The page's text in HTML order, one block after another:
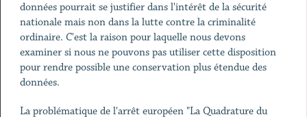
données pourrait se justifier dans l'intérêt de la sécurité
nationale mais non dans la lutte contre la criminalité
ordinaire. C'est la raison pour laquelle nous devons
examiner si nous ne pouvons pas utiliser cette disposition
pour rendre possible une conservation plus étendue des
données.
La problématique de l'arrêt européen "La Quadrature du